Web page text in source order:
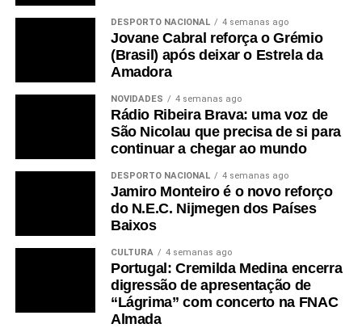
DESPORTO NACIONAL 4 semanas ago
Jovane Cabral reforça o Grémio
(Brasil) após deixar o Estrela da
Amadora
NOVIDADES 4 semanas ago
Rádio Ribeira Brava: uma voz de
São Nicolau que precisa de si para
continuar a chegar ao mundo
DESPORTO NACIONAL 4 semanas ago
Jamiro Monteiro é o novo reforço
do N.E.C. Nijmegen dos Países
Baixos
CULTURA 4 semanas ago
Portugal: Cremilda Medina encerra
digressão de apresentação de
“Lágrima” com concerto na FNAC
Almada